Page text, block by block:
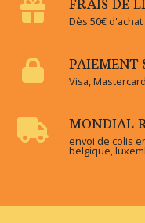
FRAIS DE
Dès 50€
PAIEMENT
Visa,
MONDIAL
envoi de colis
belgique,